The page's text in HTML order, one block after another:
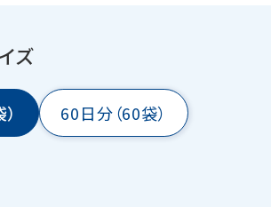
ズ
60日分（60袋）